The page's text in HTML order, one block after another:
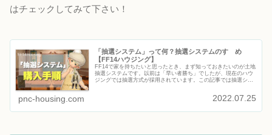
はチェックしてみて下さい！
「抽選システム」って何？抽選システムのすゝめ
【FF14ハウジング】
FF14で家を持ちたいと思ったとき、まず知っておきたいのが土地
抽選システムです。以前は「早い者勝ち」でしたが、現在のハウ
ジングでは抽選方式が採用されています。この記事では抽選シス
pnc-housing.com 2022.07.25